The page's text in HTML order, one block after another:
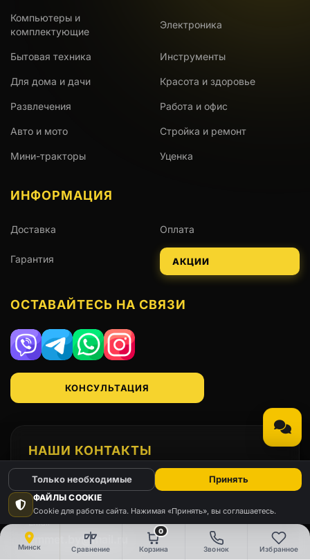
Минск Сравнение
0
Корзина Звонок Избранное
Компьютеры и
комплектующие
Электроника
Бытовая техника Инструменты
Для дома и дачи Красота и здоровье
Развлечения Работа и офис
Авто и мото Стройка и ремонт
Мини-тракторы Уценка
ИНФОРМАЦИЯ
Доставка Оплата
Гарантия АКЦИИ
ОСТАВАЙТЕСЬ НА СВЯЗИ
Viber TelegramWhatsAppInstagram
КОНСУЛЬТАЦИЯ
НАШИ КОНТАКТЫ
Телефон
+375(29)666-91-98
Email
emmet.by@mail.ru
ФАЙЛЫ COOKIE
Cookie для работы сайта. Нажимая «Принять», вы соглашаетесь.
Только необходимые Принять